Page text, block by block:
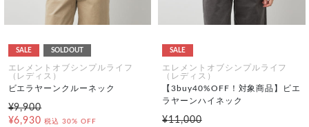
SALE SOLDOUT
エレメントオブシンプルライフ
（レディス）
ビエラヤーンクルーネック
¥9,900
¥6,930 税込 30% OFF
SALE
エレメントオブシンプルライフ
（レディス）
【3buy40%OFF！対象商品】ビエ
ラヤーンハイネック
¥11,000